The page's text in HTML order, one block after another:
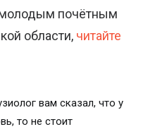
почётным
области, читайте
вам сказал, что у
то не стоит